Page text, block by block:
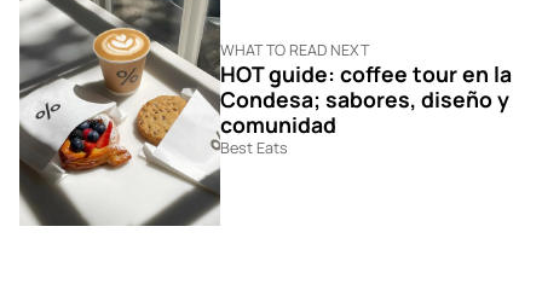
WHAT TO READ NEXT
HOT guide: coffee tour en la
Condesa; sabores, diseño y
comunidad
Best Eats